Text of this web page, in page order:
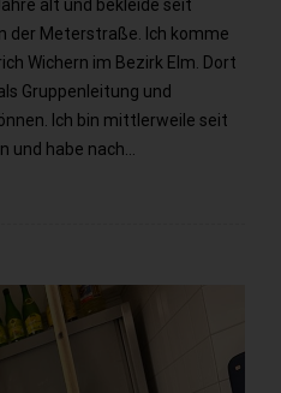
alt und bekleide seit
der Meterstraße. Ich komme
Wichern im Bezirk Elm. Dort
Gruppenleitung und
Ich bin mittlerweile seit
und habe nach…